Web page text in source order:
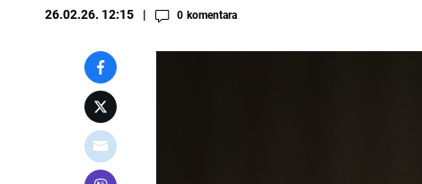
26.02.26. 12:15 0 komentara